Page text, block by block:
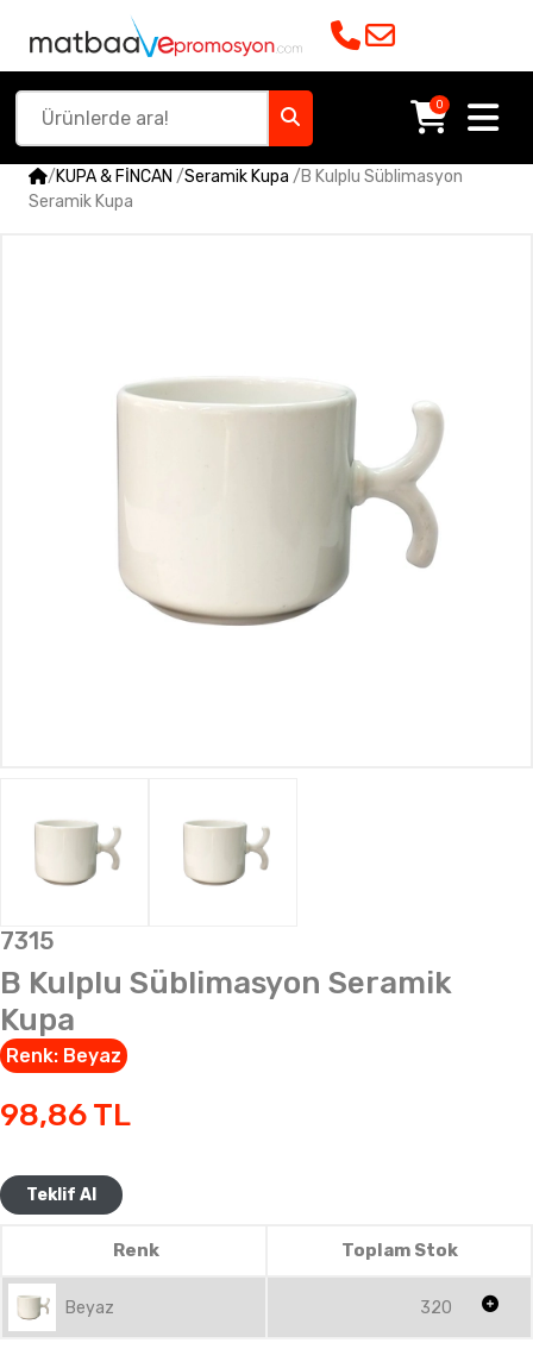
0
/KUPA & FİNCAN /Seramik Kupa /B Kulplu Süblimasyon
Seramik Kupa
7315
B Kulplu Süblimasyon Seramik
Kupa
Renk: Beyaz
98,86TL
Teklif Al
Renk Toplam Stok
Beyaz 320